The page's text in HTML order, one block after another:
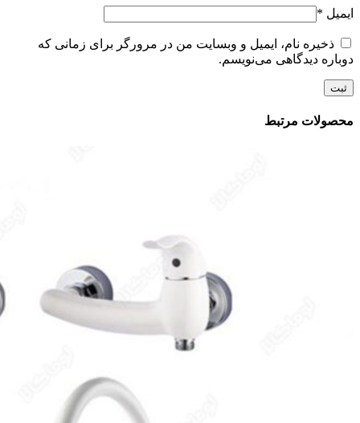
ایمیل *
ذخیره نام، ایمیل و وبسایت من در مرورگر برای زمانی که
دوباره دیدگاهی می‌نویسم.
محصولات مرتبط